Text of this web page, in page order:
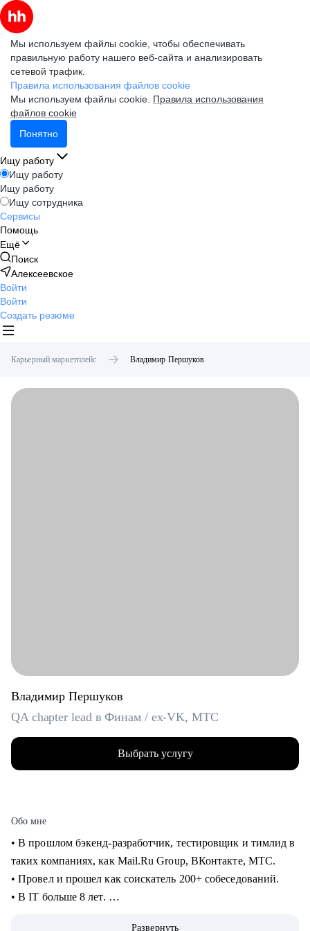
Мы используем файлы cookie, чтобы обеспечивать
правильную работу нашего веб-сайта и анализировать
сетевой трафик.
Правила использования файлов cookie
Мы используем файлы cookie. Правила использования
файлов cookie
Понятно
Ищу работу
Ищу работу
Ищу работу
Ищу сотрудника
Сервисы
Помощь
Ещё
Поиск
Алексеевское
Войти
Войти
Создать резюме
Карьерный маркетплейс Владимир Першуков
Владимир Першуков
QA chapter lead в Финам / ex-VK, МТС
Выбрать услугу
Обо мне
• В прошлом бэкенд-разработчик, тестировщик и тимлид в
таких компаниях, как Mail.Ru Group, ВКонтакте, МТС.
• Провел и прошел как соискатель 200+ собеседований.
• В IT больше 8 лет.
Развернуть